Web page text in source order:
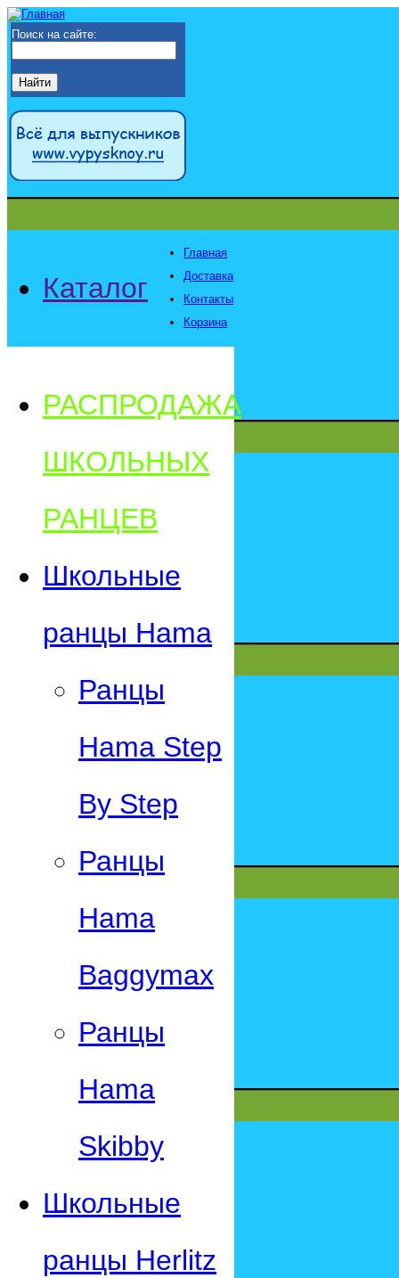
Поиск на сайте:
Каталог
Главная
Доставка
Контакты
Корзина
РАСПРОДАЖА
ШКОЛЬНЫХ
РАНЦЕВ
Школьные
ранцы Hama
Ранцы
Hama Step
By Step
Ранцы
Hama
Baggymax
Ранцы
Hama
Skibby
Школьные
ранцы Herlitz